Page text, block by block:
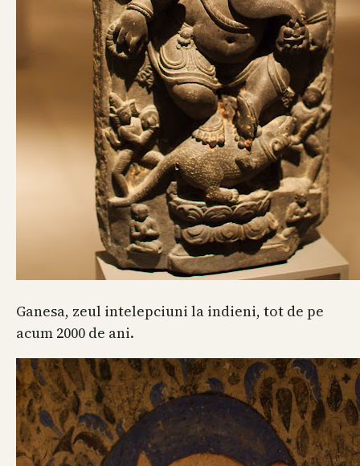
Ganesa, zeul intelepciuni la indieni, tot de pe
acum 2000 de ani.